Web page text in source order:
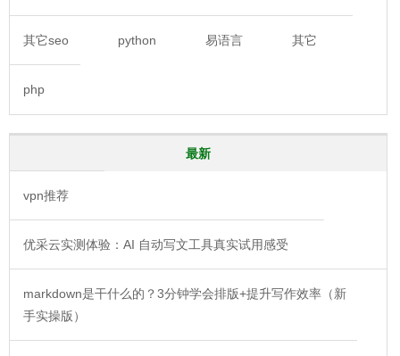
其它seo python 易语言 其它
php
最新
vpn推荐
优采云实测体验：AI 自动写文工具真实试用感受
markdown是干什么的？3分钟学会排版+提升写作效率（新
手实操版）